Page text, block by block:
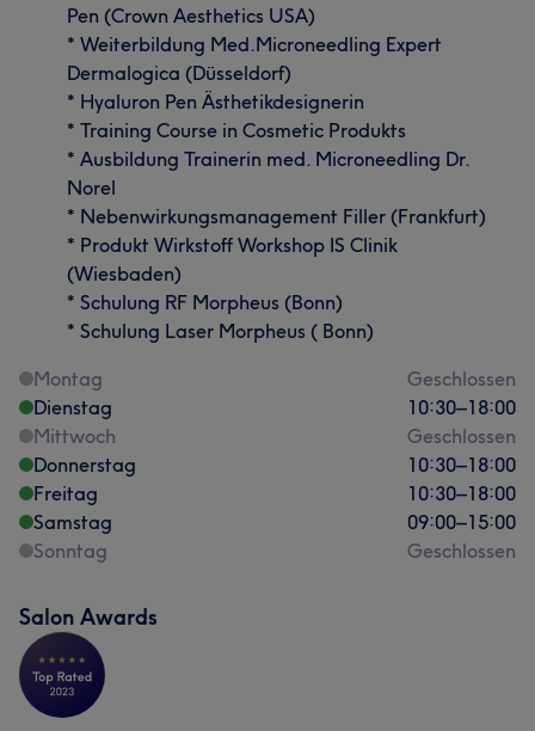
Pen (Crown Aesthetics USA)
* Weiterbildung Med.Microneedling Expert
Dermalogica (Düsseldorf)
* Hyaluron Pen Ästhetikdesignerin
* Training Course in Cosmetic Produkts
* Ausbildung Trainerin med. Microneedling Dr.
Norel
* Nebenwirkungsmanagement Filler (Frankfurt)
* Produkt Wirkstoff Workshop IS Clinik
(Wiesbaden)
* Schulung RF Morpheus (Bonn)
* Schulung Laser Morpheus ( Bonn)
Montag
Geschlossen
Dienstag
10:30–18:00
Mittwoch
Geschlossen
Donnerstag
10:30–18:00
Freitag
10:30–18:00
Samstag
09:00–15:00
Sonntag
Geschlossen
Salon Awards